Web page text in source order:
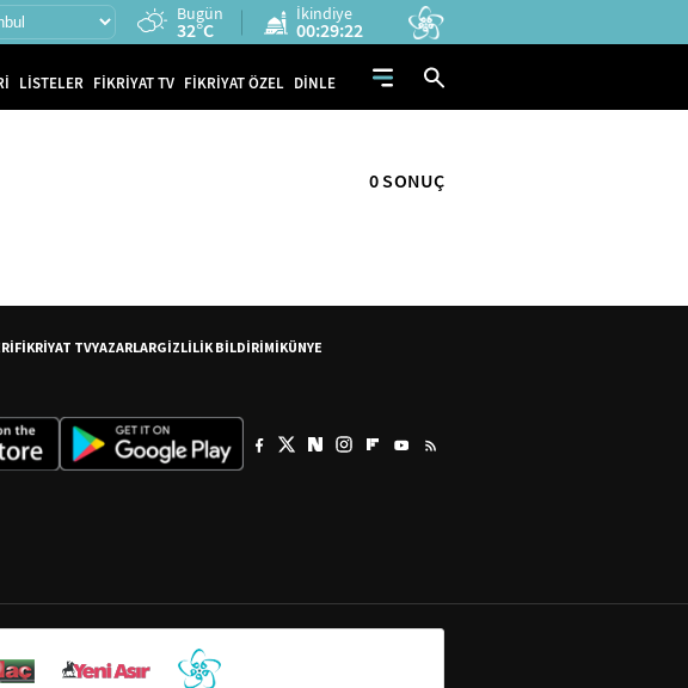
Bugün
32°C
İkindiye
00:29:22
LİSTELER FİKRİYAT TV FİKRİYAT ÖZEL DİNLE
0 SONUÇ
FİKRİYAT TVYAZARLARGİZLİLİK BİLDİRİMİKÜNYE